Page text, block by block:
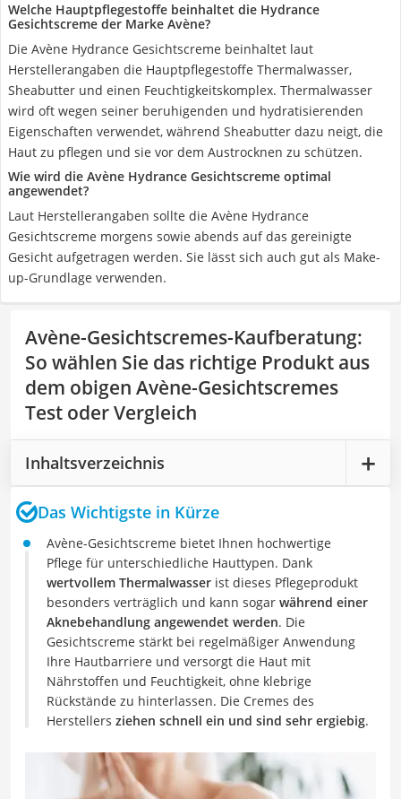
Welche Hauptpflegestoffe beinhaltet die Hydrance
Gesichtscreme der Marke Avène?
Die Avène Hydrance Gesichtscreme beinhaltet laut
Herstellerangaben die Hauptpflegestoffe Thermalwasser,
Sheabutter und einen Feuchtigkeitskomplex. Thermalwasser
wird oft wegen seiner beruhigenden und hydratisierenden
Eigenschaften verwendet, während Sheabutter dazu neigt, die
Haut zu pflegen und sie vor dem Austrocknen zu schützen.
Wie wird die Avène Hydrance Gesichtscreme optimal
angewendet?
Laut Herstellerangaben sollte die Avène Hydrance
Gesichtscreme morgens sowie abends auf das gereinigte
Gesicht aufgetragen werden. Sie lässt sich auch gut als Make-
up-Grundlage verwenden.
Avène-Gesichtscremes-Kaufberatung:
So wählen Sie das richtige Produkt aus
dem obigen Avène-Gesichtscremes
Test oder Vergleich
Inhaltsverzeichnis
Das Wichtigste in Kürze
Avène-Gesichtscreme bietet Ihnen hochwertige
Pflege für unterschiedliche Hauttypen. Dank
wertvollem Thermalwasser ist dieses Pflegeprodukt
besonders verträglich und kann sogar während einer
Aknebehandlung angewendet werden. Die
Gesichtscreme stärkt bei regelmäßiger Anwendung
Ihre Hautbarriere und versorgt die Haut mit
Nährstoffen und Feuchtigkeit, ohne klebrige
Rückstände zu hinterlassen. Die Cremes des
Herstellers ziehen schnell ein und sind sehr ergiebig.